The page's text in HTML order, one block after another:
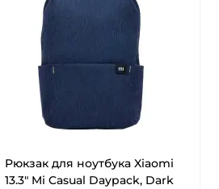
Рюкзак для ноутбука Xiaomi
13.3" Mi Casual Daypack, Dark